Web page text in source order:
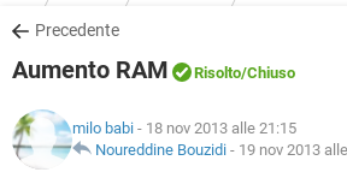
iOS
INSTAGRAM
TIKTOK
HARDWARE
COVID-19
INSTAGRAM
TIKTOK
DOWNLOAD
COVID-19 GAMING
INTRATTENIMENTO
iOS
COVID-19 GAMING
INTRATTENIMENTO
GLOSSARIO
Precedente
Aumento RAM Risolto/Chiuso
milo babi - 18 nov 2013 alle 21:15
Noureddine Bouzidi - 19 nov 2013